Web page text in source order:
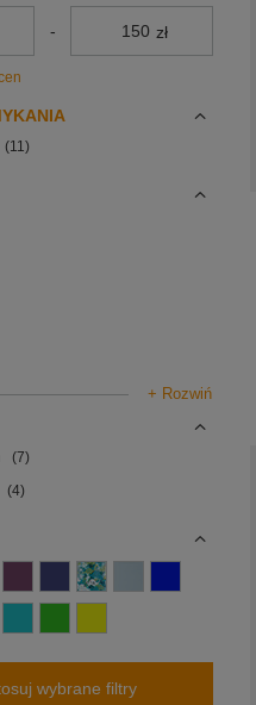
- zł
11
+ Rozwiń
7
4
wybrane filtry